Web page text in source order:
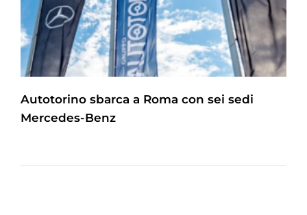
Autotorino sbarca a Roma con sei sedi
Mercedes-Benz